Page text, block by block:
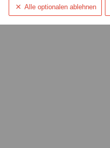
Alle optionalen ablehnen